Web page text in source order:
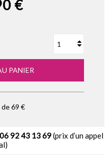
€
PANIER
69 €
06 92 43 13 69(prix d’un appel